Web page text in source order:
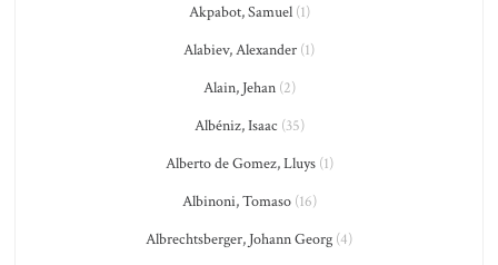
Akpabot, Samuel(1)
Alabiev, Alexander (1)
Alain, Jehan(2)
Albéniz, Isaac (35)
Alberto de Gomez, Lluys(1)
Albinoni, Tomaso(16)
Albrechtsberger, Johann Georg (4)